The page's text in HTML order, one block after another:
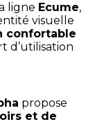
ligne Ecume,
visuelle
confortable
d’utilisation
propose
et de